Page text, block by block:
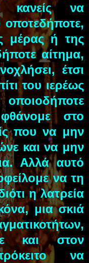
κανείς να
μέρας ή της
αίτημα,
έτσι
του ιερέως
οποιοδήποτε
στο
που να μην
και να μην
Αλλά αυτό
να τη
η λατρεία
μια σκιά
και στον
να